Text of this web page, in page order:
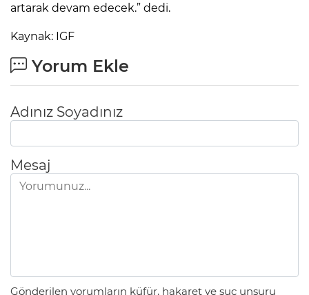
artarak devam edecek.” dedi.
Kaynak: IGF
Yorum Ekle
Adınız Soyadınız
Mesaj
Gönderilen yorumların küfür, hakaret ve suç unsuru